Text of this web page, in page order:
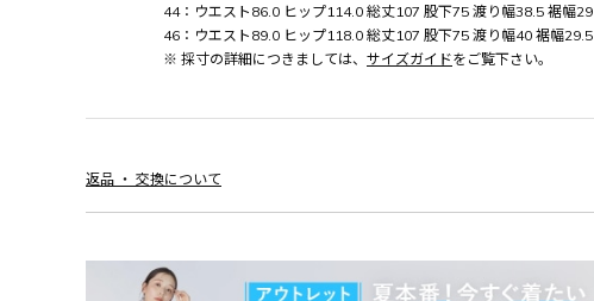
44：ウエスト86.0 ヒップ114.0 総丈107 股下75 渡り幅38.5 裾幅29
46：ウエスト89.0 ヒップ118.0 総丈107 股下75 渡り幅40 裾幅29.5
※ 採寸の詳細につきましては、 サイズガイドをご覧下さい。
返品 ・ 交換について